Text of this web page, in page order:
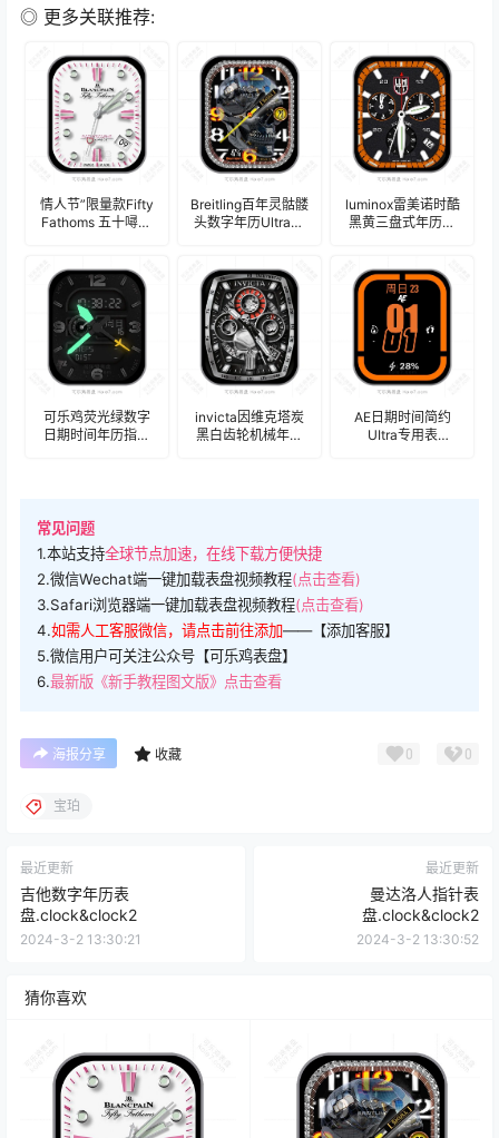
◎ 更多关联推荐:
情人节”限量款Fifty
Fathoms 五十噚系
粉色时标刻度夜光
心形秒针Ultra专用
腕表.clock&clock2
50369
Breitling百年灵骷髅
头数字年历Ultra专
luminox雷美诺时酷
黑黄三盘式年历指
可乐鸡荧光绿数字
日期时间年历指针
invicta因维克塔炭
黑白齿轮机械年历
AE日期时间简约
UItra专用表
常见问题
1.本站支持全球节点加速，在线下载方便快捷
2.微信Wechat端一键加载表盘视频教程(点击查看)
3.Safari浏览器端一键加载表盘视频教程(点击查看)
4.如需人工客服微信，请点击前往添加——【添加客服】
5.微信用户可关注公众号【可乐鸡表盘】
6.最新版《新手教程图文版》点击查看
海报分享 收藏 0 0
宝珀
最近更新
吉他数字年历表
盘.clock&clock2
2024-3-2 13:30:21
最近更新
曼达洛人指针表
盘.clock&clock2
2024-3-2 13:30:52
猜你喜欢